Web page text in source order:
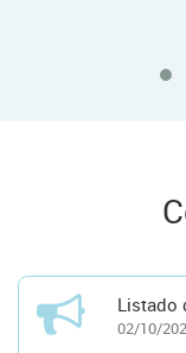
Listado
02/10/